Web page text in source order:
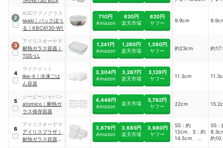
2
AGCテクノグラス
iwaki ｜ パックぼう
る ｜ KBC4130-W1
710円
Amazon
620円
楽天市場
620円
ヤフー
9.9cm
3
アイリスオーヤマ
耐熱ガラス容器 ｜
TGS-LL
1,241円
Amazon
1,280円
楽天市場
1,380円
ヤフー
約23cm 約
4
ライクイット
like-it ｜ 冷凍ごは
ん容器
3,304円
Amazon
3,287円
楽天市場
3,129円
ヤフー
11.3cm
5
シービージャパン
atomico ｜ 耐熱ガ
ラス保存容器
4,449円
Amazon
楽天市場
5,792円
ヤフー
22cm
6
アイリスオーヤマ
アイリスプラザ ｜
耐熱ガラス容器 8
3,879円
Amazon
3,685円
楽天市場
3,980円
ヤフー
SS：約
12cm、S：約
14.5cm、
SS：
約